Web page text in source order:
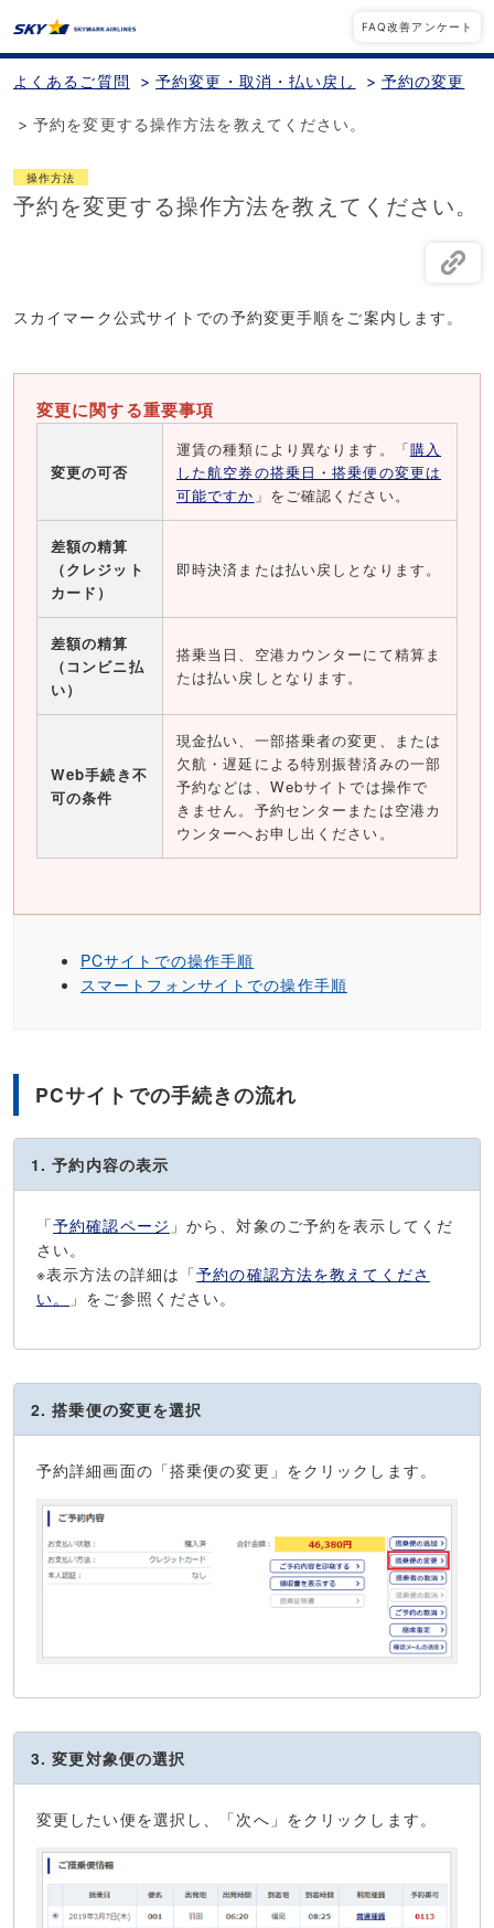
FAQ改善アンケート
よくあるご質問 > 予約変更・取消・払い戻し > 予約の変更
> 予約を変更する操作方法を教えてください。
操作方法
予約を変更する操作方法を教えてください。
スカイマーク公式サイトでの予約変更手順をご案内します。
変更に関する重要事項
変更の可否
運賃の種類により異なります。「購入
した航空券の搭乗日・搭乗便の変更は
可能ですか 」をご確認ください。
差額の精算
（クレジット
カード）
即時決済または払い戻しとなります。
差額の精算
（コンビニ払
い）
搭乗当日、空港カウンターにて精算ま
たは払い戻しとなります。
Web手続き不
可の条件
現金払い、一部搭乗者の変更、または
欠航・遅延による特別振替済みの一部
予約などは、Webサイトでは操作で
きません。予約センターまたは空港カ
ウンターへお申し出ください。
PCサイトでの操作手順
スマートフォンサイトでの操作手順
PCサイトでの手続きの流れ
1. 予約内容の表示
「予約確認ページ 」から、対象のご予約を表示してくだ
さい。
※表示方法の詳細は「予約の確認方法を教えてくださ
い。
」をご参照ください。
2. 搭乗便の変更を選択
予約詳細画面の「搭乗便の変更」をクリックします。
3. 変更対象便の選択
変更したい便を選択し、「次へ」をクリックします。